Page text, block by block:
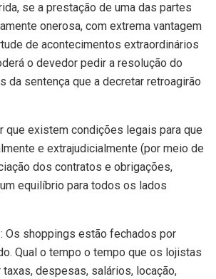
se a prestação de uma das partes
onerosa, com extrema vantagem
de acontecimentos extraordinários
o devedor pedir a resolução do
da sentença que a decretar retroagirão
que existem condições legais para que
e extrajudicialmente (por meio de
dos contratos e obrigações,
equilíbrio para todos os lados
Os shoppings estão fechados por
Qual o tempo o tempo que os lojistas
taxas, despesas, salários, locação,